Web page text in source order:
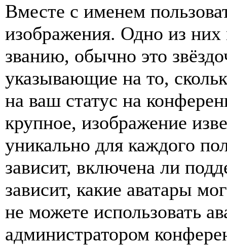
Вместе с именем
изображения. Одно из
званию, обычно это
указывающие на то,
на ваш статус на
крупное, изображение
уникально для каждого
зависит, включена ли
зависит, какие аватары
не можете использовать
администратором